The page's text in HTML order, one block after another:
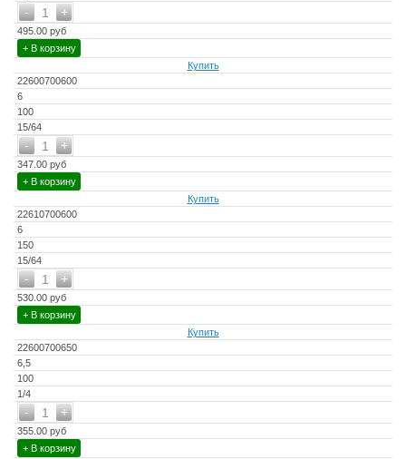
+
- 1
495.00 руб
+ В корзину
Купить
22600700600
6
100
15/64
+
- 1
347.00 руб
+ В корзину
Купить
22610700600
6
150
15/64
+
- 1
530.00 руб
+ В корзину
Купить
22600700650
6,5
100
1/4
+
- 1
355.00 руб
+ В корзину